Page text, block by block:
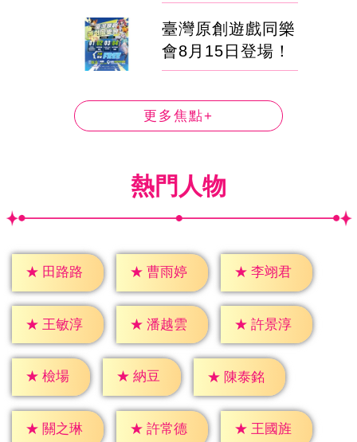
臺灣原創遊戲同樂
會8月15日登場！
更多焦點+
熱門人物
★ 田路路 ★ 曹雨婷 ★ 李翊君
★ 王敏淳 ★ 潘越雲 ★ 許景淳
★ 檢場 ★ 納豆 ★ 陳泰銘
★ 關之琳 ★ 許常德 ★ 王國旌